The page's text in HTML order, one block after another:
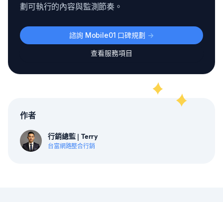
劃可執行的內容與監測節奏。
諮詢 Mobile01 口碑規劃 ->
查看服務項目
作者
行銷總監 | Terry
台富網路整合行銷